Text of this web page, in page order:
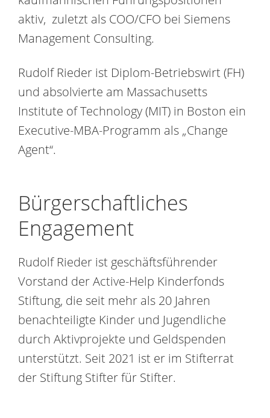
aktiv, zuletzt als COO/CFO bei Siemens
Management Consulting.
Rudolf Rieder ist Diplom-Betriebswirt (FH)
und absolvierte am Massachusetts
Institute of Technology (MIT) in Boston ein
Executive-MBA-Programm als „Change
Agent“.
Bürgerschaftliches
Engagement
Rudolf Rieder ist geschäftsführender
Vorstand der Active-Help Kinderfonds
Stiftung, die seit mehr als 20 Jahren
benachteiligte Kinder und Jugendliche
durch Aktivprojekte und Geldspenden
unterstützt. Seit 2021 ist er im Stifterrat
der Stiftung Stifter für Stifter.